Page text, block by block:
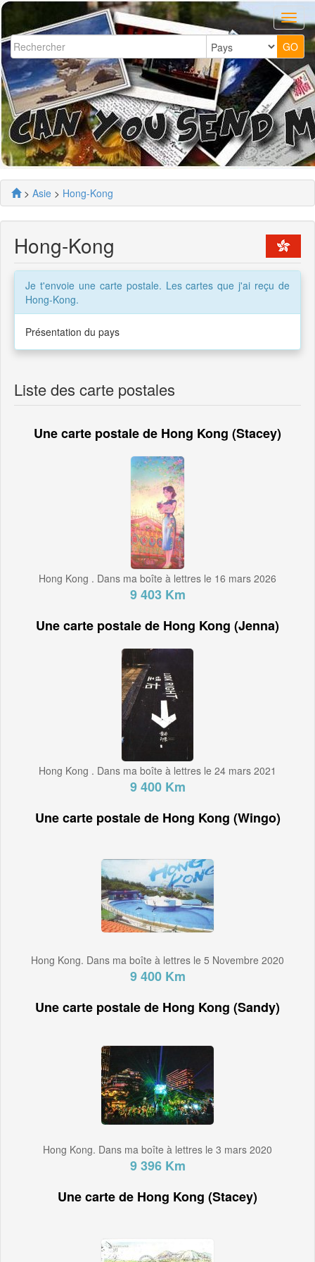
> Asie > Hong-Kong
Hong-Kong
Je t'envoie une carte postale. Les cartes que j'ai reçu de
Hong-Kong.
Présentation du pays
Liste des carte postales
Une carte postale de Hong Kong (Stacey)
Hong Kong . Dans ma boîte à lettres le 16 mars 2026
9 403 Km
Une carte postale de Hong Kong (Jenna)
Hong Kong . Dans ma boîte à lettres le 24 mars 2021
9 400 Km
Une carte postale de Hong Kong (Wingo)
Hong Kong. Dans ma boîte à lettres le 5 Novembre 2020
9 400 Km
Une carte postale de Hong Kong (Sandy)
Hong Kong. Dans ma boîte à lettres le 3 mars 2020
9 396 Km
Une carte de Hong Kong (Stacey)